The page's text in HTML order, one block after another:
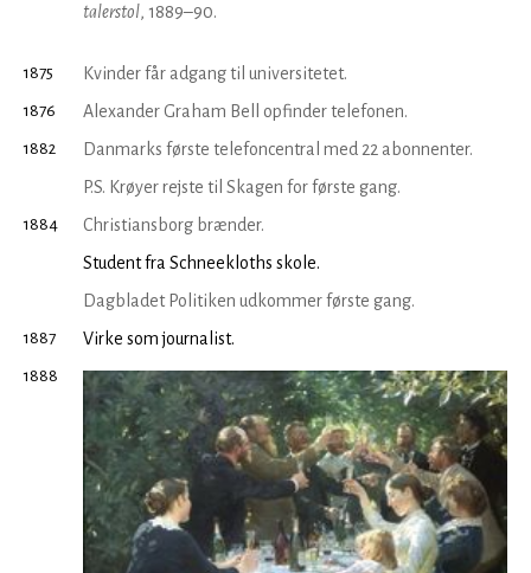
talerstol, 1889–90.
1875 Kvinder får adgang til universi­tetet.
1876 Alexander Graham Bell opfinder telefonen.
1882
Danmarks første telefoncentral med 22 abonnenter.
P.S. Krøyer rejste til Skagen for første gang.
1884
Christiansborg brænder.
Student fra Schneekloths skole.
Dagbladet Politiken udkommer første gang.
1887 Virke som journalist.
1888